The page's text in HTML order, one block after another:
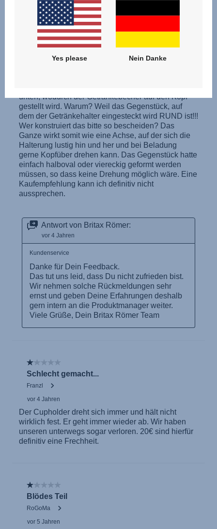
Yes please Nein Danke